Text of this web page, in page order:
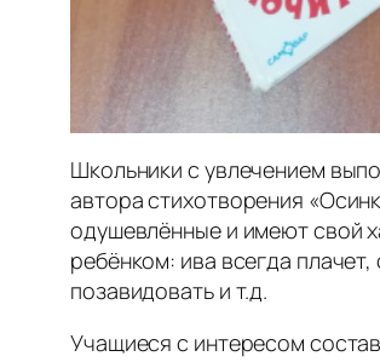
Школьники с увлечением
автора стихотворения
одушевлённые и имеют свой
ребёнком: ива всегда
позавидовать и т.д.
Учащиеся с интересом